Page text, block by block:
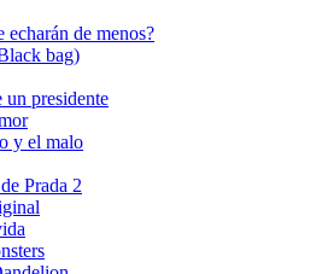
echarán de menos?
bag)
un presidente
y el malo
Prada 2